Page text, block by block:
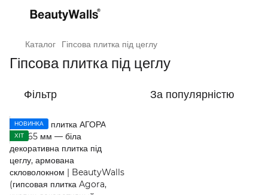
Каталог Гіпсова плитка під цеглу
Гіпсова плитка під цеглу
Фільтр За популярністю
НОВИНКА
ХІТ